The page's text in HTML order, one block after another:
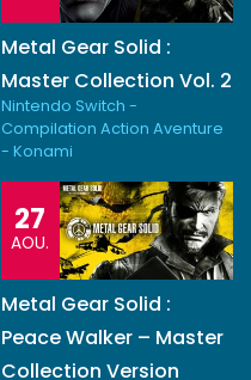
Metal Gear Solid :
Master Collection Vol. 2
Nintendo Switch -
Compilation Action Aventure
- Konami
27
AOU.
Metal Gear Solid :
Peace Walker – Master
Collection Version